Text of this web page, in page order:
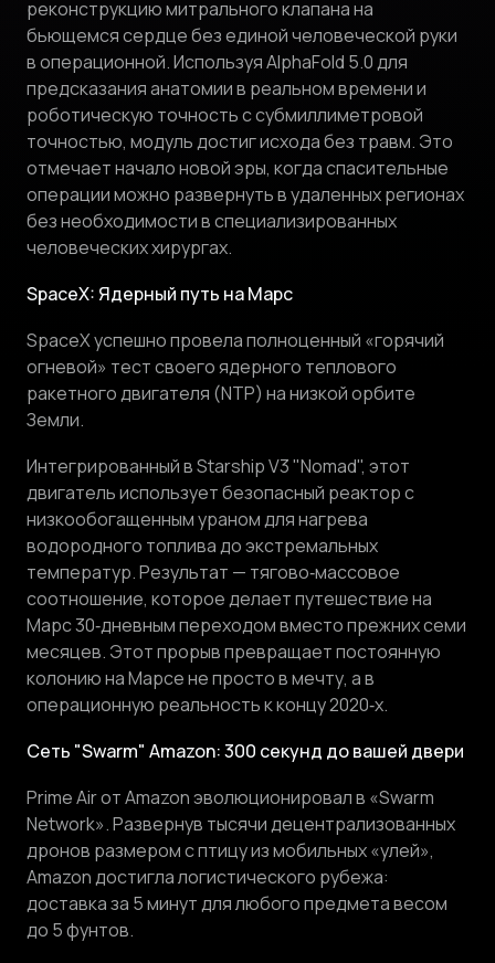
реконструкцию митрального клапана на
бьющемся сердце без единой человеческой руки
в операционной. Используя AlphaFold 5.0 для
предсказания анатомии в реальном времени и
роботическую точность с субмиллиметровой
точностью, модуль достиг исхода без травм. Это
отмечает начало новой эры, когда спасительные
операции можно развернуть в удаленных регионах
без необходимости в специализированных
человеческих хирургах.
SpaceX: Ядерный путь на Марс
SpaceX успешно провела полноценный «горячий
огневой» тест своего ядерного теплового
ракетного двигателя (NTP) на низкой орбите
Земли.
Интегрированный в Starship V3 "Nomad", этот
двигатель использует безопасный реактор с
низкообогащенным ураном для нагрева
водородного топлива до экстремальных
температур. Результат — тягово‑массовое
соотношение, которое делает путешествие на
Марс 30‑дневным переходом вместо прежних семи
месяцев. Этот прорыв превращает постоянную
колонию на Марсе не просто в мечту, а в
операционную реальность к концу 2020‑х.
Сеть "Swarm" Amazon: 300 секунд до вашей двери
Prime Air от Amazon эволюционировал в «Swarm
Network». Развернув тысячи децентрализованных
дронов размером с птицу из мобильных «улей»,
Amazon достигла логистического рубежа:
доставка за 5 минут для любого предмета весом
до 5 фунтов.